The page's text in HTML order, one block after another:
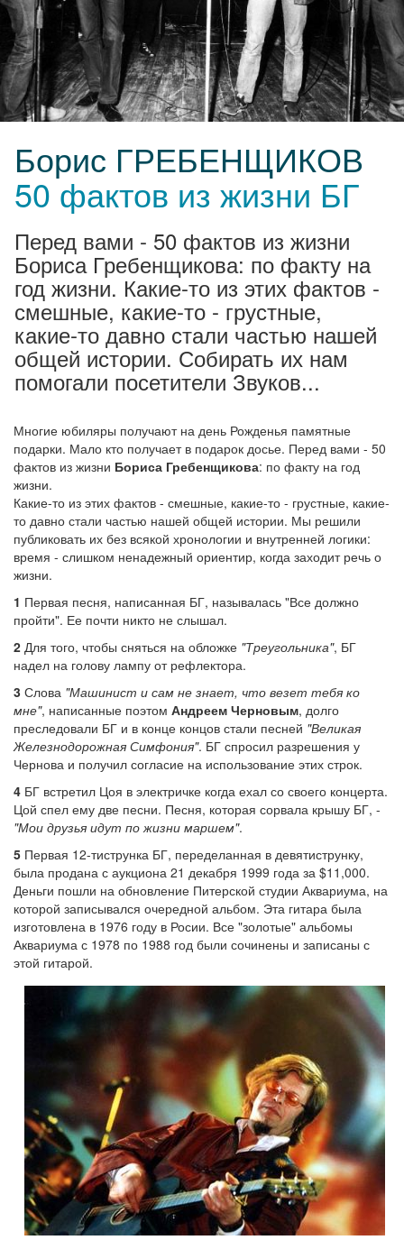
Борис ГРЕБЕНЩИКОВ
50 фактов из жизни БГ
Перед вами - 50 фактов из жизни
Бориса Гребенщикова: по факту на
год жизни. Какие-то из этих фактов -
смешные, какие-то - грустные,
какие-то давно стали частью нашей
общей истории. Собирать их нам
помогали посетители Звуков...
Многие юбиляры получают на день Рожденья памятные
подарки. Мало кто получает в подарок досье. Перед вами - 50
фактов из жизни Бориса Гребенщикова: по факту на год
жизни.
Какие-то из этих фактов - смешные, какие-то - грустные, какие-
то давно стали частью нашей общей истории. Мы решили
публиковать их без всякой хронологии и внутренней логики:
время - слишком ненадежный ориентир, когда заходит речь о
жизни.
1 Первая песня, написанная БГ, называлась "Все должно
пройти". Ее почти никто не слышал.
2 Для того, чтобы сняться на обложке "Треугольника", БГ
надел на голову лампу от рефлектора.
3 Слова "Машинист и сам не знает, что везет тебя ко
мне", написанные поэтом Андреем Черновым, долго
преследовали БГ и в конце концов стали песней "Великая
Железнодорожная Симфония". БГ спросил разрешения у
Чернова и получил согласие на использование этих строк.
4 БГ встретил Цоя в электричке когда ехал со своего концерта.
Цой спел ему две песни. Песня, которая сорвала крышу БГ, -
"Мои друзья идут по жизни маршем".
5 Первая 12-тиструнка БГ, переделанная в девятиструнку,
была продана с аукциона 21 декабря 1999 года за $11,000.
Деньги пошли на обновление Питерской студии Аквариума, на
которой записывался очередной альбом. Эта гитара была
изготовлена в 1976 году в Росии. Все "золотые" альбомы
Аквариума с 1978 по 1988 год были сочинены и записаны с
этой гитарой.